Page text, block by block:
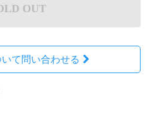
OUT
て問い合わせる